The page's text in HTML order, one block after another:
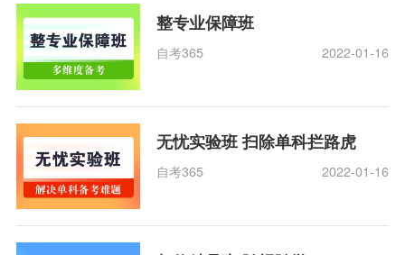
整专业保障班
自考365 2022-01-16
无忧实验班 扫除单科拦路虎
自考365 2022-01-16